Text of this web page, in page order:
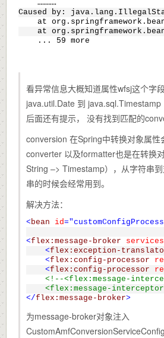
    …………
Caused by:
at
at
    ... 59 more
看异常信息大概知道属性wfsj这个字
java.util.Date 到 java.sql.Timestamp
后面还有提示， 没有找到匹配的
conversion 在Spring中转换对象属性
converter 以及formatter也是在转换
String –> Timestamp），从字符串
串的时候会经常用到。
解决方法：
< bean id
<flex:message-broker
<flex:exception-
<flex:config-processor
<flex:config-processor
<!--<flex:message-
<flex:message-
</flex:message-broker>
为message-broker对象注入